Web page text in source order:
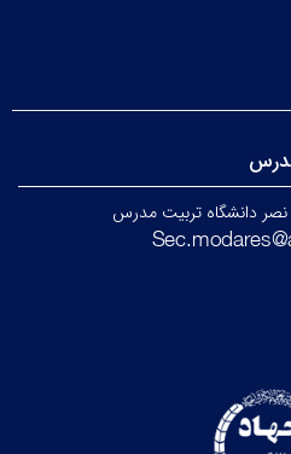
نصر دانشگاه تربیت مدرس